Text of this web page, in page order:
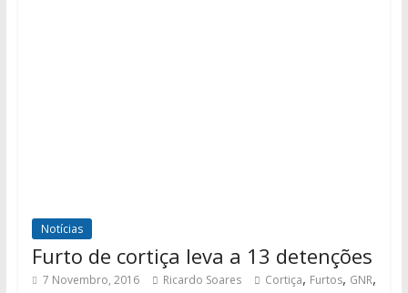
Notícias
Furto de cortiça leva a 13 detenções
7 Novembro, 2016 Ricardo Soares Cortiça, Furtos, GNR,